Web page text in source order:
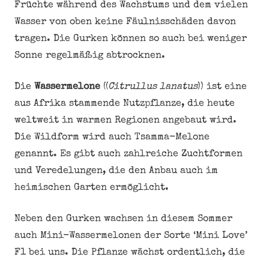
Früchte während des Wachstums und dem vielen
Wasser von oben keine Fäulnisschäden davon
tragen. Die Gurken können so auch bei weniger
Sonne regelmäßig abtrocknen.
Die Wassermelone ((Citrullus lanatus)) ist eine
aus Afrika stammende Nutzpflanze, die heute
weltweit in warmen Regionen angebaut wird.
Die Wildform wird auch Tsamma-Melone
genannt. Es gibt auch zahlreiche Zuchtformen
und Veredelungen, die den Anbau auch im
heimischen Garten ermöglicht.
Neben den Gurken wachsen in diesem Sommer
auch Mini-Wassermelonen der Sorte ‘Mini Love’
F1 bei uns. Die Pflanze wächst ordentlich, die